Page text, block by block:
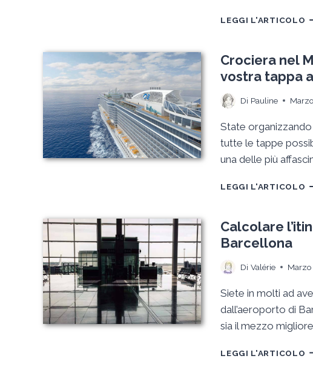
LEGGI L'ARTICOLO
IL
Crociera nel
vostra tappa
Di Pauline
State
tutte le tappe
una delle più
LEGGI L'ARTICOLO
A
Calcolare
Barcellona
Di Valérie Marzo
Siete in molti ad
dall’aeroporto di
sia il mezzo
LEGGI L'ARTICOLO